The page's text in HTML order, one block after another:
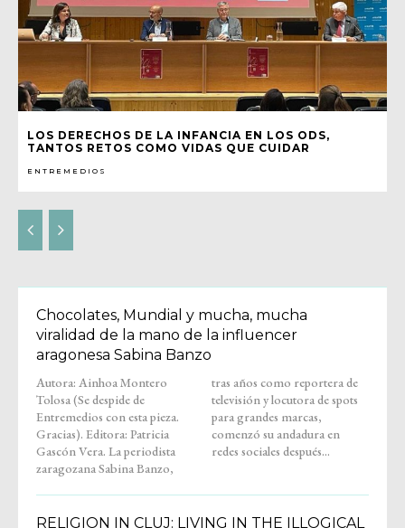
LOS DERECHOS DE LA INFANCIA EN LOS ODS,
TANTOS RETOS COMO VIDAS QUE CUIDAR
ENTREMEDIOS
Chocolates, Mundial y mucha, mucha
viralidad de la mano de la influencer
aragonesa Sabina Banzo
Autora: Ainhoa Montero
Tolosa (Se despide de
Entremedios con esta pieza.
Gracias). Editora: Patricia
Gascón Vera. La periodista
zaragozana Sabina Banzo,
tras años como reportera de
televisión y locutora de spots
para grandes marcas,
comenzó su andadura en
redes sociales después...
RELIGION IN CLUJ: LIVING IN THE ILLOGICAL